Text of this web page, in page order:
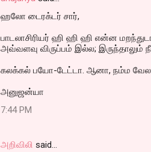
ஹலோ டைரக்டர் சார்,
பாடலாசிரியர் ஹி ஹி ஹி என்ன
அவ்வளவு விருப்பம் இல்ல; இருந்தாலும்
கலக்கல் பயோ-டேட்டா. ஆனா, நம்ம
அனுஜன்யா
7:44 PM
அறிவிலி said…